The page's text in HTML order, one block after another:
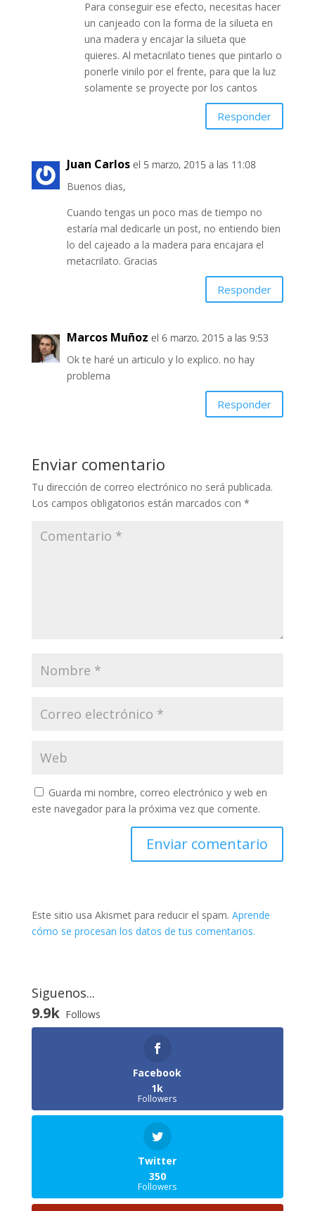
Para conseguir ese efecto, necesitas hacer
un canjeado con la forma de la silueta en
una madera y encajar la silueta que
quieres. Al metacrilato tienes que pintarlo o
ponerle vinilo por el frente, para que la luz
solamente se proyecte por los cantos
Responder
Juan Carlos el 5 marzo, 2015 a las 11:08
Buenos dias,
Cuando tengas un poco mas de tiempo no
estaría mal dedicarle un post, no entiendo bien
lo del cajeado a la madera para encajara el
metacrilato. Gracias
Responder
Marcos Muñoz el 6 marzo, 2015 a las 9:53
Ok te haré un articulo y lo explico. no hay
problema
Responder
Enviar comentario
Tu dirección de correo electrónico no será publicada.
Los campos obligatorios están marcados con *
Guarda mi nombre, correo electrónico y web en
este navegador para la próxima vez que comente.
Este sitio usa Akismet para reducir el spam. Aprende
cómo se procesan los datos de tus comentarios.
Siguenos...
9.9k Follows
Facebook
1k
Followers
Twitter
350
Followers